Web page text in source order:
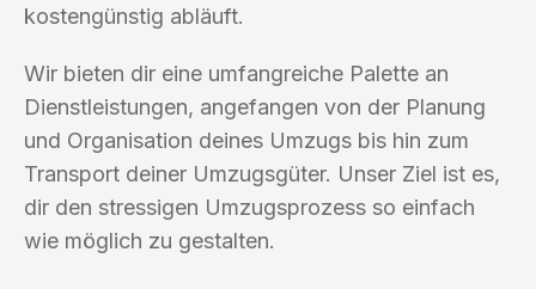
kostengünstig abläuft.
Wir bieten dir eine umfangreiche Palette an
Dienstleistungen, angefangen von der Planung
und Organisation deines Umzugs bis hin zum
Transport deiner Umzugsgüter. Unser Ziel ist es,
dir den stressigen Umzugsprozess so einfach
wie möglich zu gestalten.